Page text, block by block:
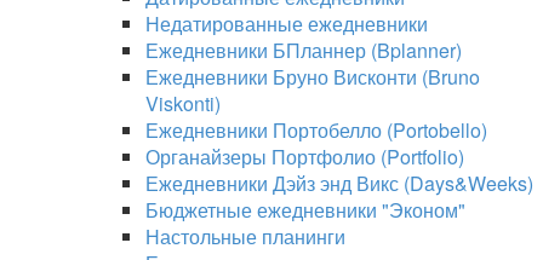
Недатированные ежедневники
Ежедневники БПланнер (Bplanner)
Ежедневники Бруно Висконти (Bruno
Viskonti)
Ежедневники Портобелло (Portobello)
Органайзеры Портфолио (Portfolio)
Ежедневники Дэйз энд Викс (Days&Weeks)
Бюджетные ежедневники "Эконом"
Настольные планинги